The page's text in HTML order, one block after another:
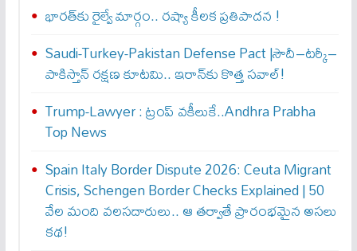
భారత్‌కు రైల్వే మార్గం.. రష్యా కీలక ప్రతిపాదన !
Saudi-Turkey-Pakistan Defense Pact |సౌదీ–టర్కీ–
పాకిస్తాన్ రక్షణ కూటమి.. ఇరాన్‌కు కొత్త సవాల్!
Trump-Lawyer : ట్రంప్ వ‌కీలుకే..Andhra Prabha
Top News
Spain Italy Border Dispute 2026: Ceuta Migrant
Crisis, Schengen Border Checks Explained | 50
వేల మంది వలసదారులు.. ఆ తర్వాతే ప్రారంభ‌మైన అసలు
కథ!